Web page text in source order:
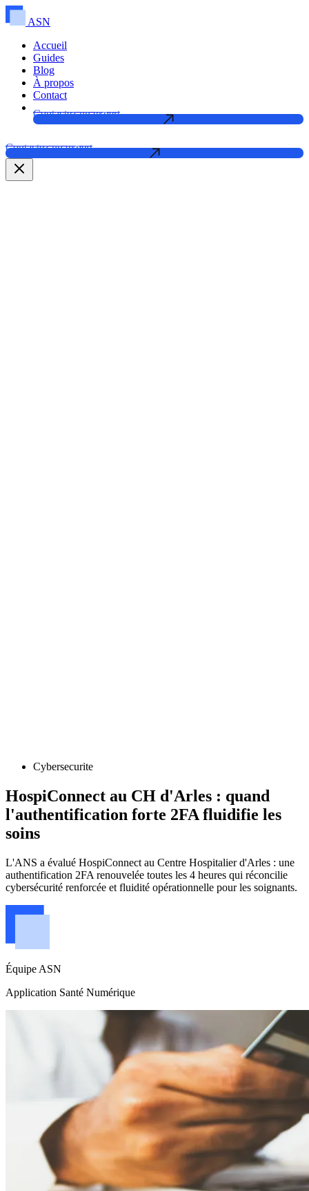
ASN
Accueil
Guides
Blog
À propos
Contact
Contactez un expert
Contactez un expert
Cybersecurite
HospiConnect au CH d'Arles : quand
l'authentification forte 2FA fluidifie les
soins
L'ANS a évalué HospiConnect au Centre Hospitalier d'Arles : une
authentification 2FA renouvelée toutes les 4 heures qui réconcilie
cybersécurité renforcée et fluidité opérationnelle pour les soignants.
Équipe ASN
Application Santé Numérique